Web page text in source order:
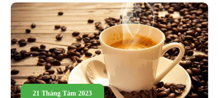
21 Tháng Tám 2023